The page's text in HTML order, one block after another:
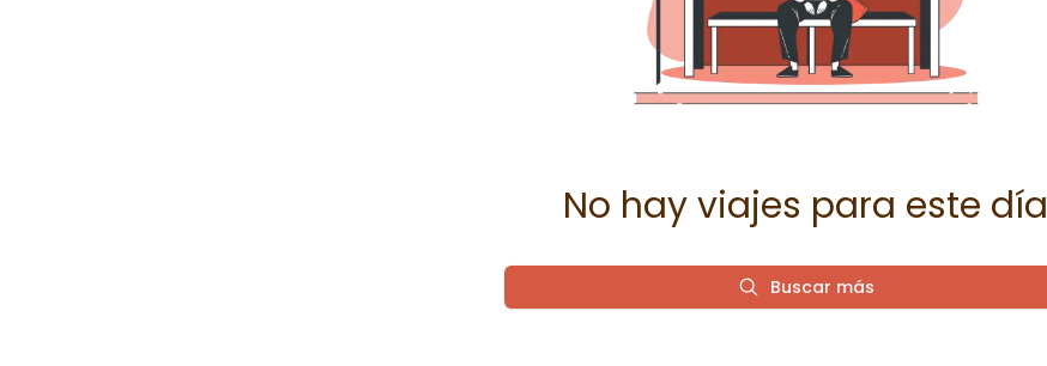
No hay viajes para este día
Buscar más